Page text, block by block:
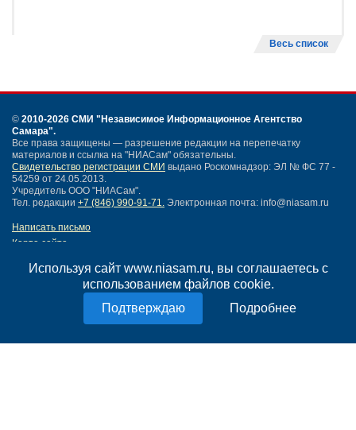
Используя сайт www.niasam.ru, вы соглашаетесь с
использованием файлов cookie.
Подробнее
Весь список
© 2010-2026 СМИ "Независимое Информационное Агентство
Самара".
Все права защищены — разрешение редакции на перепечатку
материалов и ссылка на "НИАСам" обязательны.
Свидетельство регистрации СМИ выдано Роскомнадзор: ЭЛ № ФС 77 -
54259 от 24.05.2013.
Учредитель ООО "НИАСам".
Тел. редакции +7 (846) 990-91-71. Электронная почта: info@niasam.ru
Написать письмо
Карта сайта
Политика конфиденциальности
Согласие на обработку персональных данных